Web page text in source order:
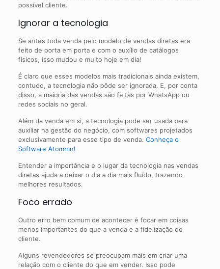
possível cliente.
Ignorar a tecnologia
Se antes toda venda pelo modelo de vendas diretas era
feito de porta em porta e com o auxílio de catálogos
físicos, isso mudou e muito hoje em dia!
É claro que esses modelos mais tradicionais ainda existem,
contudo, a tecnologia não pôde ser ignorada. E, por conta
disso, a maioria das vendas são feitas por WhatsApp ou
redes sociais no geral.
Além da venda em si, a tecnologia pode ser usada para
auxiliar na gestão do negócio, com softwares projetados
exclusivamente para esse tipo de venda. Conheça o
Software Atommn!
Entender a importância e o lugar da tecnologia nas vendas
diretas ajuda a deixar o dia a dia mais fluído, trazendo
melhores resultados.
Foco errado
Outro erro bem comum de acontecer é focar em coisas
menos importantes do que a venda e a fidelização do
cliente.
Alguns revendedores se preocupam mais em criar uma
relação com o cliente do que em vender. Isso pode